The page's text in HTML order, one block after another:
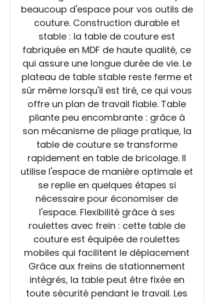
beaucoup d'espace pour vos outils de
couture. Construction durable et
stable : la table de couture est
fabriquée en MDF de haute qualité, ce
qui assure une longue durée de vie. Le
plateau de table stable reste ferme et
sûr même lorsqu'il est tiré, ce qui vous
offre un plan de travail fiable. Table
pliante peu encombrante : grâce à
son mécanisme de pliage pratique, la
table de couture se transforme
rapidement en table de bricolage. Il
utilise l'espace de manière optimale et
se replie en quelques étapes si
nécessaire pour économiser de
l'espace. Flexibilité grâce à ses
roulettes avec frein : cette table de
couture est équipée de roulettes
mobiles qui facilitent le déplacement
Grâce aux freins de stationnement
intégrés, la table peut être fixée en
toute sécurité pendant le travail. Les